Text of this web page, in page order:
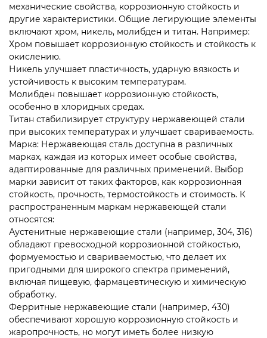
механические свойства, коррозионную стойкость и
другие характеристики. Общие легирующие элементы
включают хром, никель, молибден и титан. Например:
Хром повышает коррозионную стойкость и стойкость к
окислению.
Никель улучшает пластичность, ударную вязкость и
устойчивость к высоким температурам.
Молибден повышает коррозионную стойкость,
особенно в хлоридных средах.
Титан стабилизирует структуру нержавеющей стали
при высоких температурах и улучшает свариваемость.
Марка: Нержавеющая сталь доступна в различных
марках, каждая из которых имеет особые свойства,
адаптированные для различных применений. Выбор
марки зависит от таких факторов, как коррозионная
стойкость, прочность, термостойкость и стоимость. К
распространенным маркам нержавеющей стали
относятся:
Аустенитные нержавеющие стали (например, 304, 316)
обладают превосходной коррозионной стойкостью,
формуемостью и свариваемостью, что делает их
пригодными для широкого спектра применений,
включая пищевую, фармацевтическую и химическую
обработку.
Ферритные нержавеющие стали (например, 430)
обеспечивают хорошую коррозионную стойкость и
жаропрочность, но могут иметь более низкую